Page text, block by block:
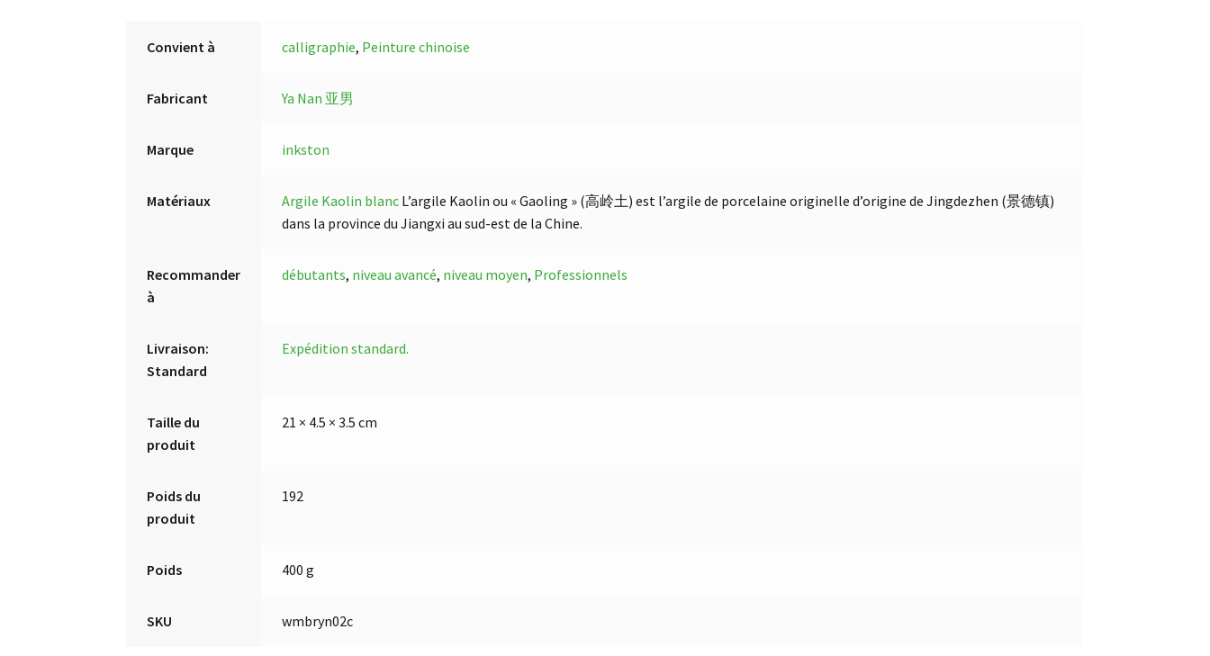
Convient à calligraphie, Peinture chinoise
Fabricant Ya Nan 亚男
Marque inkston
Matériaux Argile Kaolin blancL’argile Kaolin ou « Gaoling » (高岭土) est l’argile de porcelaine originelle d’origine de Jingdezhen (景德镇)
dans la province du Jiangxi au sud-est de la Chine.
Recommander
à
débutants, niveau avancé, niveau moyen, Professionnels
Livraison:
Standard
Expédition standard.
Taille du
produit
21 × 4.5 × 3.5 cm
Poids du
produit
192
Poids 400 g
SKU wmbryn02c